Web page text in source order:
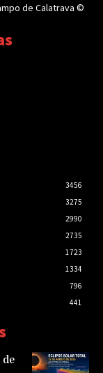
de Calatrava ©
3456
3275
2990
2735
1723
1334
796
441
de